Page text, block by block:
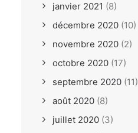
janvier 2021 (8)
décembre 2020 (10)
novembre 2020 (2)
octobre 2020 (17)
septembre 2020 (11)
août 2020 (8)
juillet 2020 (3)